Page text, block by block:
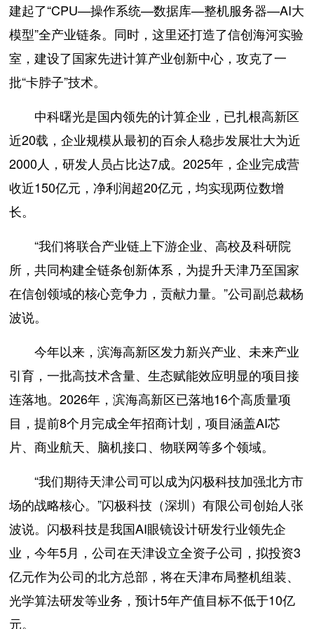
建起了“CPU—操作系统—数据库—整机服务器—AI大
模型”全产业链条。同时，这里还打造了信创海河实验
室，建设了国家先进计算产业创新中心，攻克了一
批“卡脖子”技术。
中科曙光是国内领先的计算企业，已扎根高新区
近20载，企业规模从最初的百余人稳步发展壮大为近
2000人，研发人员占比达7成。2025年，企业完成营
收近150亿元，净利润超20亿元，均实现两位数增
长。
“我们将联合产业链上下游企业、高校及科研院
所，共同构建全链条创新体系，为提升天津乃至国家
在信创领域的核心竞争力，贡献力量。”公司副总裁杨
波说。
今年以来，滨海高新区发力新兴产业、未来产业
引育，一批高技术含量、生态赋能效应明显的项目接
连落地。2026年，滨海高新区已落地16个高质量项
目，提前8个月完成全年招商计划，项目涵盖AI芯
片、商业航天、脑机接口、物联网等多个领域。
“我们期待天津公司可以成为闪极科技加强北方市
场的战略核心。”闪极科技（深圳）有限公司创始人张
波说。闪极科技是我国AI眼镜设计研发行业领先企
业，今年5月，公司在天津设立全资子公司，拟投资3
亿元作为公司的北方总部，将在天津布局整机组装、
光学算法研发等业务，预计5年产值目标不低于10亿
元。